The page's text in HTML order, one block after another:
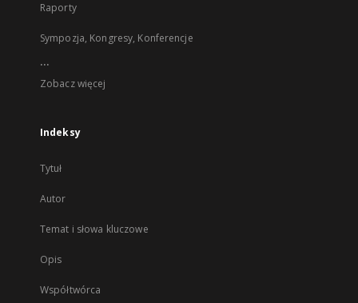
Raporty
Sympozja, Kongresy, Konferencje
...
Zobacz więcej
Indeksy
Tytuł
Autor
Temat i słowa kluczowe
Opis
Współtwórca